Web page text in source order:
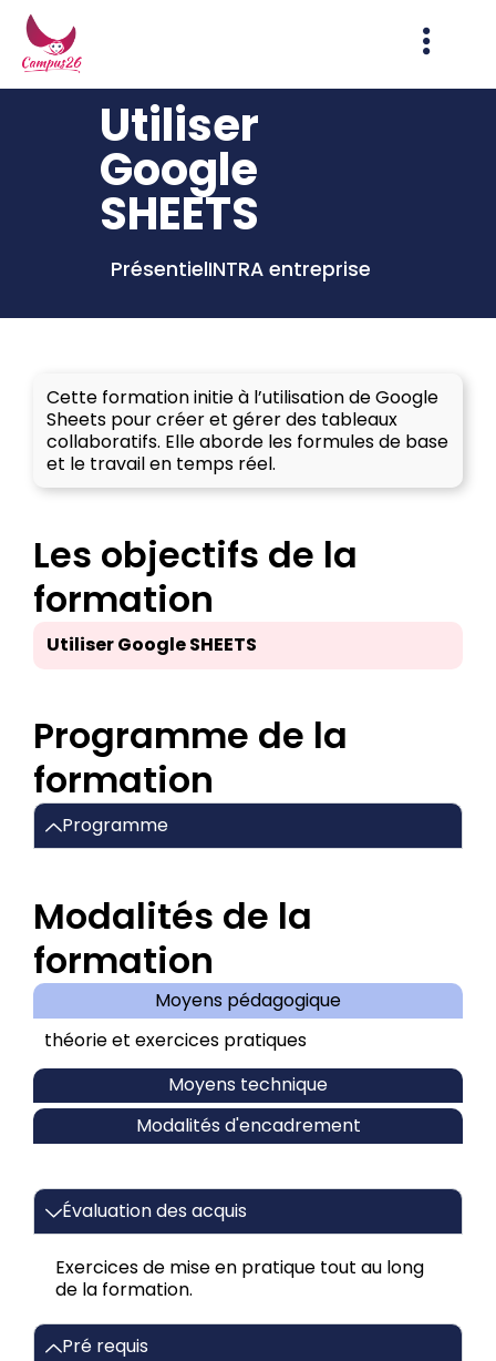
Utiliser
Google
SHEETS
PrésentielINTRA entreprise
Cette formation initie à l’utilisation de Google
Sheets pour créer et gérer des tableaux
collaboratifs. Elle aborde les formules de base
et le travail en temps réel.
Les objectifs de la
formation
Utiliser Google SHEETS
Programme de la
formation
Programme
Modalités de la
formation
Moyens pédagogique
Moyens technique
Modalités d'encadrement
théorie et exercices pratiques
Évaluation des acquis
Exercices de mise en pratique tout au long
de la formation.
Pré requis